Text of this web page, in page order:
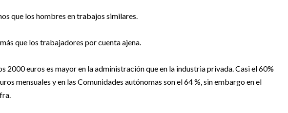
que los hombres en trabajos similares.
que los trabajadores por cuenta ajena.
2000 euros es mayor en la administración que en la industria privada. Casi el 60%
mensuales y en las Comunidades autónomas son el 64 %, sin embargo en el